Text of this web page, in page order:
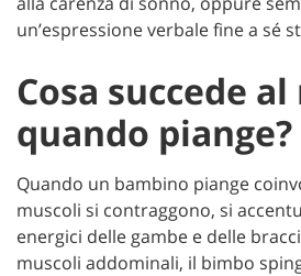
un’espressione verbale fine a sé
Cosa succede
quando piange?
Quando un bambino piange
muscoli si contraggono, si
energici delle gambe e delle
muscoli addominali, il bimbo